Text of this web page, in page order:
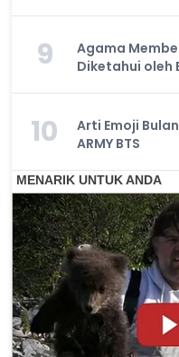
9
Agama
Diketahui oleh
10
Arti Emoji
ARMY BTS